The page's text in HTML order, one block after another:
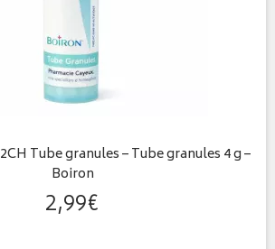
Tube granules – Tube granules 4 g –
Boiron
2,99€